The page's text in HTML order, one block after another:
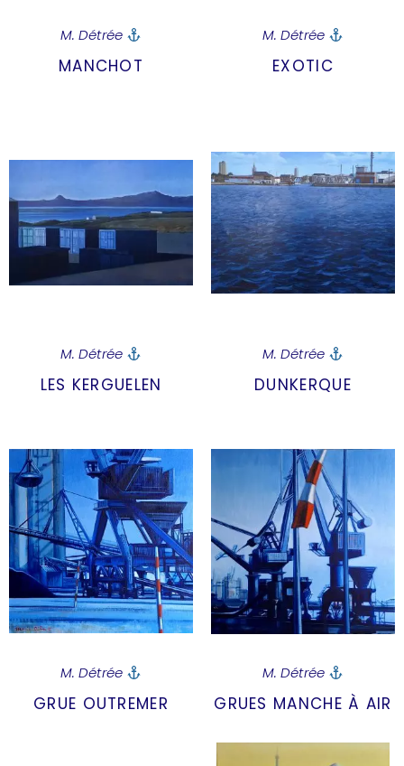
M. Détrée
MANCHOT
M. Détrée
EXOTIC
M. Détrée
LES KERGUELEN
M. Détrée
DUNKERQUE
M. Détrée
GRUE OUTREMER
M. Détrée
GRUES MANCHE À AIR